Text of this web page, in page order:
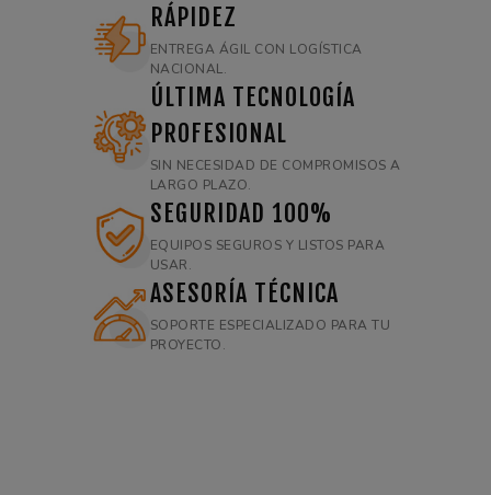
RÁPIDEZ
ENTREGA ÁGIL CON LOGÍSTICA
NACIONAL.
ÚLTIMA TECNOLOGÍA
PROFESIONAL
SIN NECESIDAD DE COMPROMISOS A
LARGO PLAZO.
SEGURIDAD 100%
EQUIPOS SEGUROS Y LISTOS PARA
USAR.
ASESORÍA TÉCNICA
SOPORTE ESPECIALIZADO PARA TU
PROYECTO.